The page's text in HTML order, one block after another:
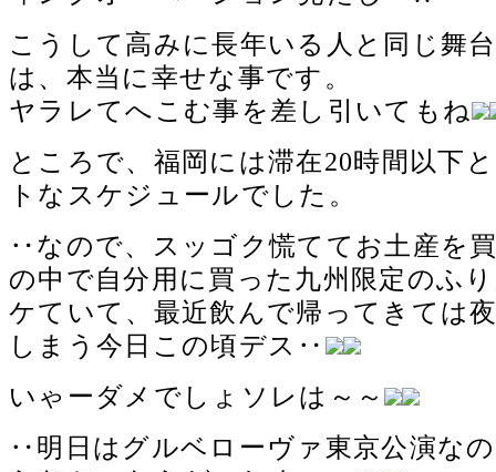
こうして高みに長年いる人と同じ舞
は、本当に幸せな事です。
ヤラレてへこむ事を差し引いてもね
ところで、福岡には滞在20時間以下
トなスケジュールでした。
‥なので、スッゴク慌ててお土産を
の中で自分用に買った九州限定のふ
ケていて、最近飲んで帰ってきては
しまう今日この頃デス‥
いゃーダメでしょソレは～～
‥明日はグルベローヴァ東京公演な